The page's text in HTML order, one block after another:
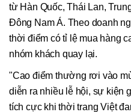
từ Hàn Quốc, Thái Lan,
Đông Nam Á. Theo doanh
thời điểm có tỉ lệ mua hàng
nhóm khách quay lại.
"Cao điểm thường rơi vào
diễn ra nhiều lễ hội, sự kiện
tích cực khi thời trang Việt